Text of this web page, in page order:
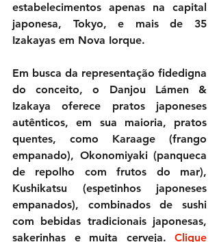
estabelecimentos apenas na capital
japonesa, Tokyo, e mais de 35
Izakayas em Nova Iorque.
Em busca da representação fidedigna
do conceito, o Danjou Lámen &
Izakaya oferece pratos japoneses
autênticos, em sua maioria, pratos
quentes, como Karaage (frango
empanado), Okonomiyaki (panqueca
de repolho com frutos do mar),
Kushikatsu (espetinhos japoneses
empanados), combinados de sushi
com bebidas tradicionais japonesas,
sakerinhas e muita cerveja. Clique